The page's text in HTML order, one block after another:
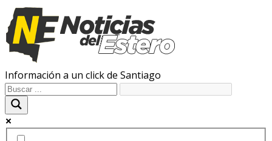
Información a un click de Santiago